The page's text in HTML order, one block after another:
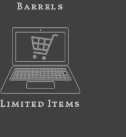
Barrels
Limited Items